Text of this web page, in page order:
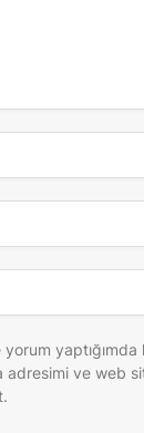
yaptığımda
adresimi ve web